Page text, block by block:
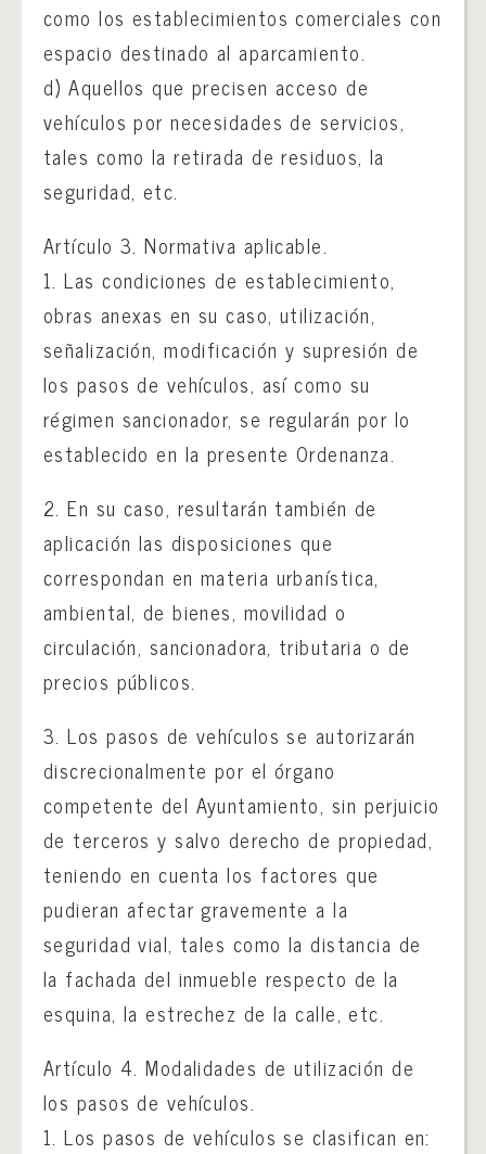
como los establecimientos comerciales con
espacio destinado al aparcamiento.
d) Aquellos que precisen acceso de
vehículos por necesidades de servicios,
tales como la retirada de residuos, la
seguridad, etc.
Artículo 3. Normativa aplicable.
1. Las condiciones de establecimiento,
obras anexas en su caso, utilización,
señalización, modificación y supresión de
los pasos de vehículos, así como su
régimen sancionador, se regularán por lo
establecido en la presente Ordenanza.
2. En su caso, resultarán también de
aplicación las disposiciones que
correspondan en materia urbanística,
ambiental, de bienes, movilidad o
circulación, sancionadora, tributaria o de
precios públicos.
3. Los pasos de vehículos se autorizarán
discrecionalmente por el órgano
competente del Ayuntamiento, sin perjuicio
de terceros y salvo derecho de propiedad,
teniendo en cuenta los factores que
pudieran afectar gravemente a la
seguridad vial, tales como la distancia de
la fachada del inmueble respecto de la
esquina, la estrechez de la calle, etc.
Artículo 4. Modalidades de utilización de
los pasos de vehículos.
1. Los pasos de vehículos se clasifican en: